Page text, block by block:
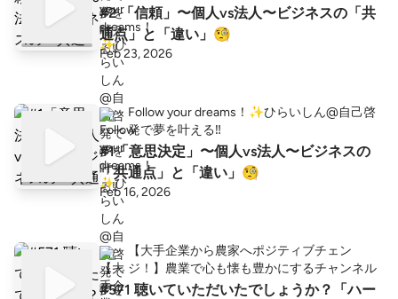
#2 「信頼」〜個人vs法人〜ビジネスの「共
通点」と「違い」🧐
Feb 23, 2026
Follow your dreams！✨ひらいしん@自己啓
発で夢を叶える‼️
#1「意思決定」〜個人vs法人〜ビジネスの
「共通点」と「違い」🧐
Feb 16, 2026
【大手企業から農家へポジティブチェン
ジ！】農業で心も懐も豊かにするチャンネル
#571 聴いていただいたでしょうか？「ハー